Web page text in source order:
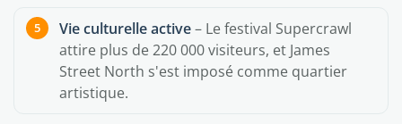
Vie culturelle active– Le festival Supercrawl
attire plus de 220 000 visiteurs, et James
Street North s'est imposé comme quartier
artistique.